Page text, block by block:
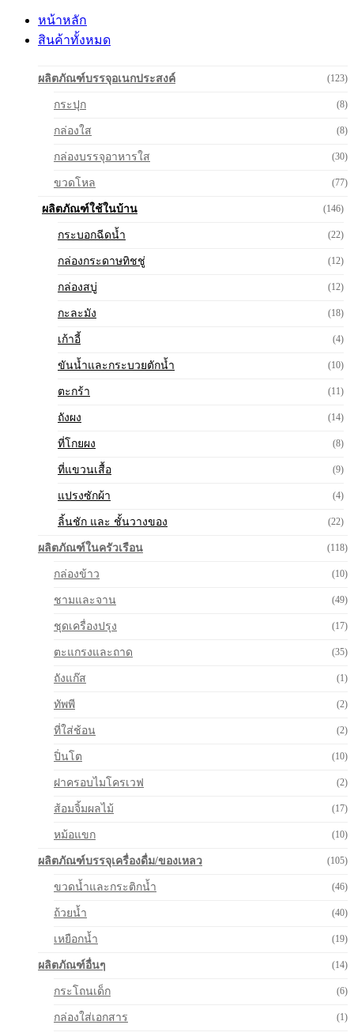
หน้าหลัก
สินค้าทั้งหมด
ผลิตภัณฑ์บรรจุอเนกประสงค์ (123)
กระปุก (8)
กล่องใส (8)
กล่องบรรจุอาหารใส (30)
ขวดโหล (77)
ผลิตภัณฑ์ใช้ในบ้าน (146)
กระบอกฉีดน้ำ (22)
กล่องกระดาษทิชชู่ (12)
กล่องสบู่ (12)
กะละมัง (18)
เก้าอี้ (4)
ขันน้ำและกระบวยตักน้ำ (10)
ตะกร้า (11)
ถังผง (14)
ที่โกยผง (8)
ที่แขวนเสื้อ (9)
แปรงซักผ้า (4)
ลิ้นชัก และ ชั้นวางของ (22)
ผลิตภัณฑ์ในครัวเรือน (118)
กล่องข้าว (10)
ชามและจาน (49)
ชุดเครื่องปรุง (17)
ตะแกรงและถาด (35)
ถังแก๊ส (1)
ทัพพี (2)
ที่ใส่ช้อน (2)
ปิ่นโต (10)
ฝาครอบไมโครเวฟ (2)
ส้อมจิ้มผลไม้ (17)
หม้อแขก (10)
ผลิตภัณฑ์บรรจุเครื่องดื่ม/ของเหลว (105)
ขวดน้ำและกระติกน้ำ (46)
ถ้วยน้ำ (40)
เหยือกน้ำ (19)
ผลิตภัณฑ์อื่นๆ (14)
กระโถนเด็ก (6)
กล่องใส่เอกสาร (1)